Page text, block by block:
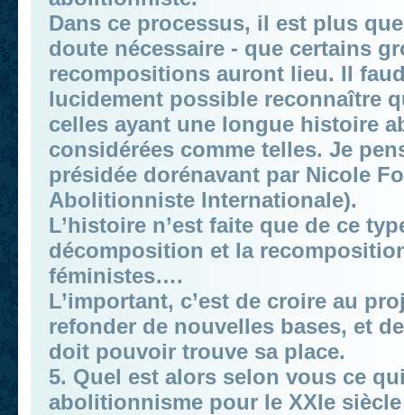
Dans ce processus, il est plus
doute nécessaire - que certains
recompositions auront lieu. Il
lucidement possible reconnaître
celles ayant une longue histoire
considérées comme telles. Je
présidée dorénavant par Nicole
Abolitionniste Internationale).
L’histoire n’est faite que de ce
décomposition et la
féministes….
L’important, c’est de croire au
refonder de nouvelles bases, et
doit pouvoir trouve sa place.
5. Quel est alors selon vous ce
abolitionnisme pour le XXIe